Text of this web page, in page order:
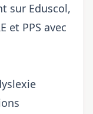
sur Eduscol,
et PPS avec